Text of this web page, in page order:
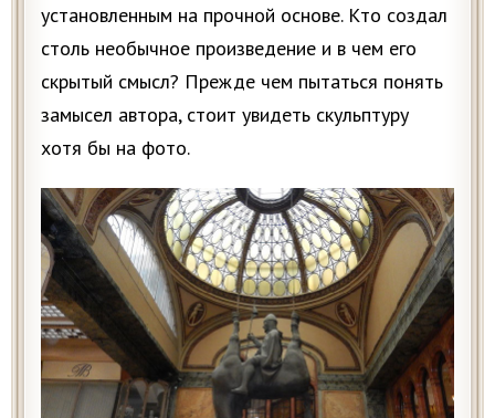
установленным на прочной основе. Кто создал
столь необычное произведение и в чем его
скрытый смысл? Прежде чем пытаться понять
замысел автора, стоит увидеть скульптуру
хотя бы на фото.